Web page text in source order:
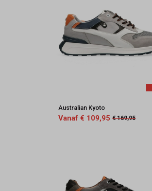
Australian Kyoto
Vanaf € 109,95 € 169,95